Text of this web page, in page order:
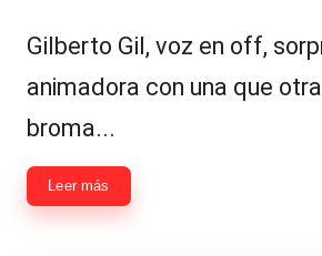
d
ul
a
C
hi
Tendencias
-
Exclusivas
-
Tv
Gilberto Gil, voz en off,
animadora con una que
broma...
Leer más